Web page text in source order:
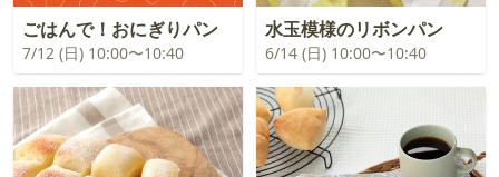
ごはんで！おにぎりパン
7/12 (日) 10:00〜10:40
水玉模様のリボンパン
6/14 (日) 10:00〜10:40